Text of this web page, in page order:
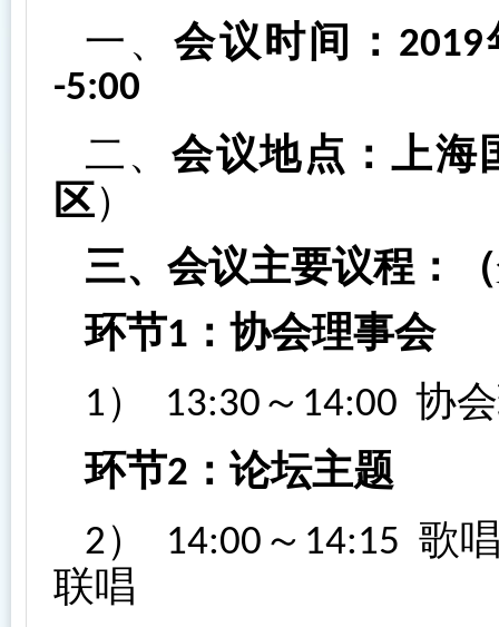
一、会议时间： 2019
-5:00
二、会议地点：上海
区）
三、会议主要议程：
环节1 ：协会理事会
1） 13:30 ～ 14:00 协
环节2 ：论坛主题
2） 14:00 ～ 14:15 歌
联唱